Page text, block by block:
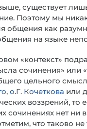
существует
Поэтому мы
общения как
на языке
«контекст»
сочинения» или
цельного
, о.Г. Кочеткова или
воззрений, то
сочинениях нет ни
что таково